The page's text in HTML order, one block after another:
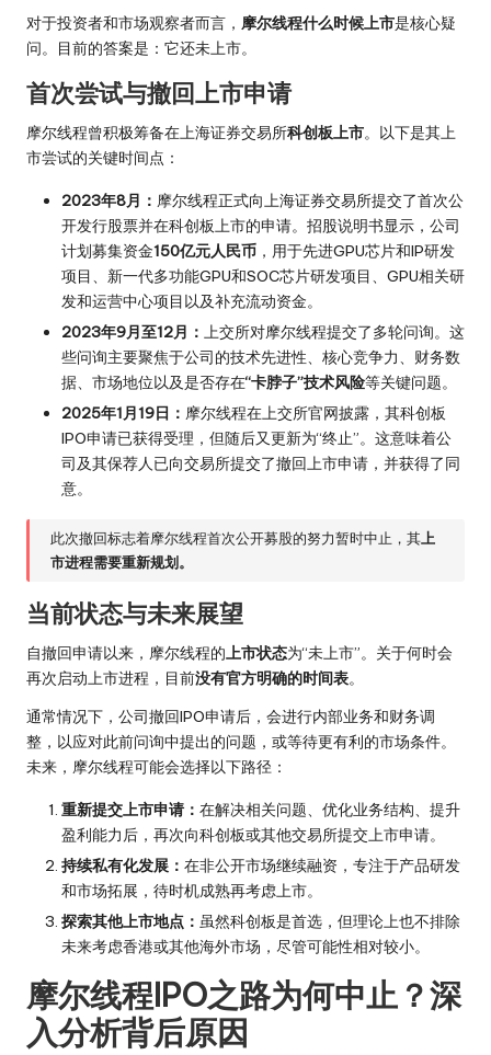
对于投资者和市场观察者而言， 摩尔线程什么时候上市是核心疑
问。目前的答案是：它还未上市。
首次尝试与撤回上市申请
摩尔线程曾积极筹备在上海证券交易所科创板上市。以下是其上
市尝试的关键时间点：
2023年8月： 摩尔线程正式向上海证券交易所提交了首次公
开发行股票并在科创板上市的申请。招股说明书显示，公司
计划募集资金150亿元人民币 ，用于先进GPU芯片和IP研发
项目、新一代多功能GPU和SOC芯片研发项目、GPU相关研
发和运营中心项目以及补充流动资金。
2023年9月至12月： 上交所对摩尔线程提交了多轮问询。这
些问询主要聚焦于公司的技术先进性、核心竞争力、财务数
据、市场地位以及是否存在“卡脖子”技术风险等关键问题。
2025年1月19日： 摩尔线程在上交所官网披露，其科创板
IPO申请已获得受理，但随后又更新为“终止”。这意味着公
司及其保荐人已向交易所提交了撤回上市申请，并获得了同
意。
此次撤回标志着摩尔线程首次公开募股的努力暂时中止，其上
市进程需要重新规划。
当前状态与未来展望
自撤回申请以来，摩尔线程的上市状态为“未上市”。关于何时会
再次启动上市进程，目前没有官方明确的时间表。
通常情况下，公司撤回IPO申请后，会进行内部业务和财务调
整，以应对此前问询中提出的问题，或等待更有利的市场条件。
未来，摩尔线程可能会选择以下路径：
重新提交上市申请： 在解决相关问题、优化业务结构、提升
盈利能力后，再次向科创板或其他交易所提交上市申请。
持续私有化发展： 在非公开市场继续融资，专注于产品研发
和市场拓展，待时机成熟再考虑上市。
探索其他上市地点： 虽然科创板是首选，但理论上也不排除
未来考虑香港或其他海外市场，尽管可能性相对较小。
摩尔线程IPO之路为何中止？深
入分析背后原因